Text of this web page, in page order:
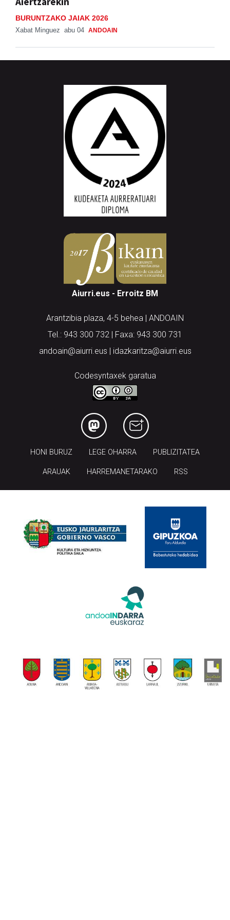
BURUNTZAKO JAIAK 2026
Xabat Minguez abu 04 ANDOAIN
Aiurri.eus - Erroitz BM
Arantzibia plaza, 4-5 behea | ANDOAIN
Tel.: 943 300 732 | Faxa: 943 300 731
andoain@aiurri.eus | idazkaritza@aiurri.eus
Codesyntaxek garatua
HONI BURUZ LEGE OHARRA PUBLIZITATEA
ARAUAK HARREMANETARAKO RSS